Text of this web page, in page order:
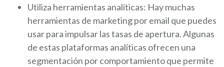
Utiliza herramientas analíticas: Hay muchas
herramientas de marketing por email que puedes
usar para impulsar las tasas de apertura. Algunas
de estas plataformas analíticas ofrecen una
segmentación por comportamiento que permite